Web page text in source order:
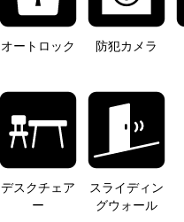
オートロック 防犯カメラ
デスクチェア
ー
スライディン
グウォール